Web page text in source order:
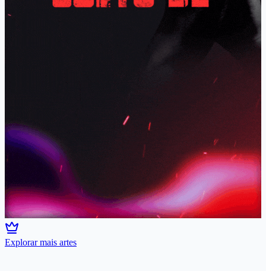
Explorar mais artes